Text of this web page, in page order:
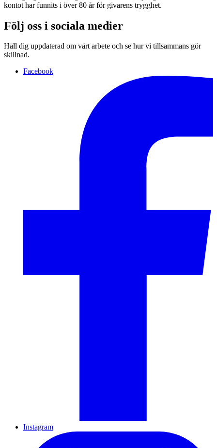
kontot har funnits i över 80 år för givarens trygghet.
Följ oss i sociala medier
Håll dig uppdaterad om vårt arbete och se hur vi tillsammans gör
skillnad.
Facebook
Instagram